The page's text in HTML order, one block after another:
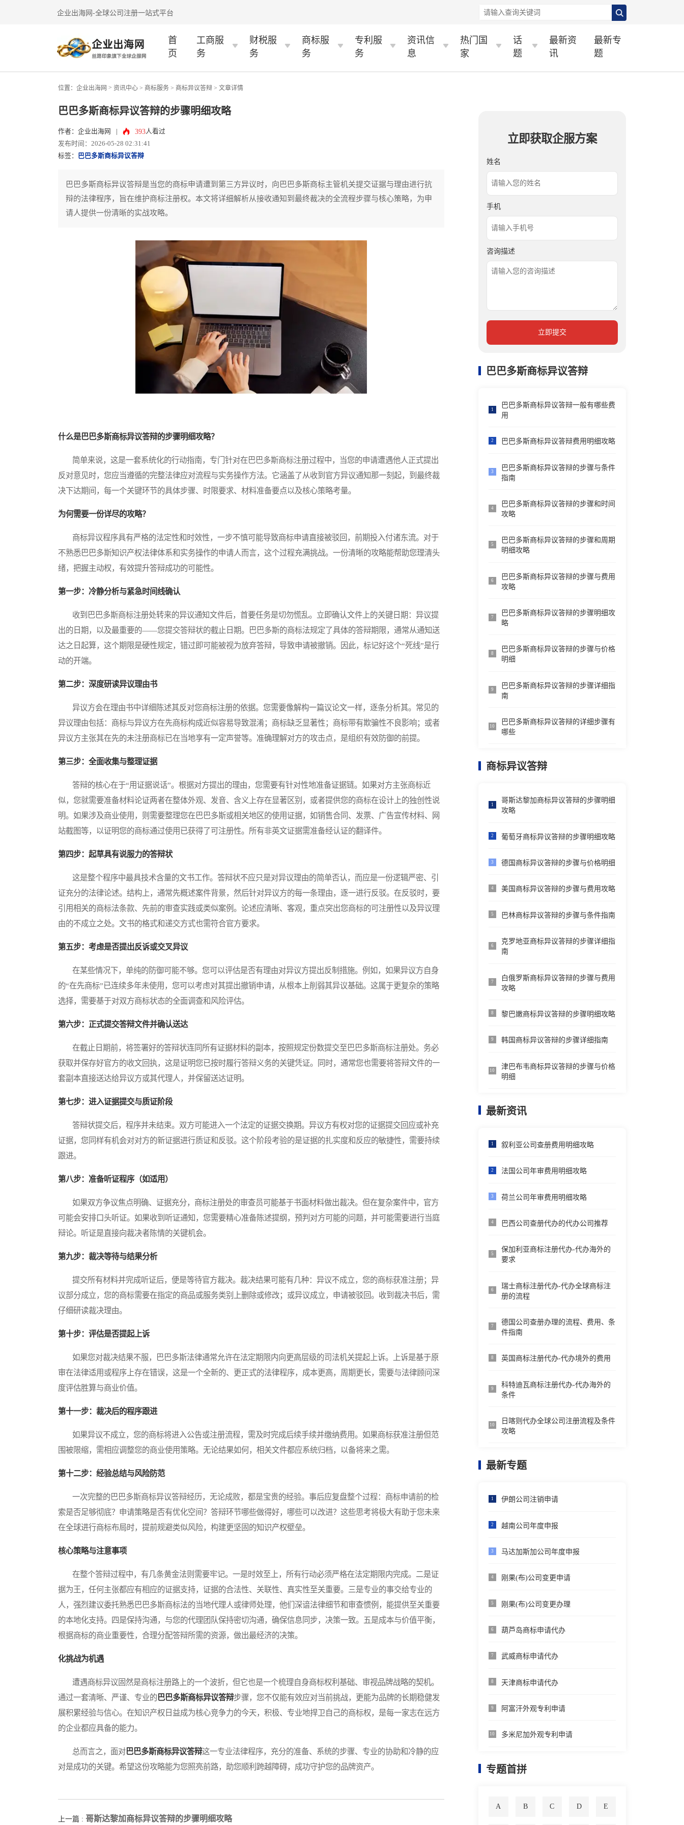
企业出海网-全球公司注册一站式平台
首
页
工商服
务
财税服
务
商标服
务
专利服
务
资讯信
息
热门国
家
话
题
最新资
讯
最新专
题
位置： 企业出海网 > 资讯中心 > 商标服务 > 商标异议答辩 > 文章详情
巴巴多斯商标异议答辩的步骤明细攻略
作者：企业出海网 393人看过
发布时间：2026-05-28 02:31:41
标签：
巴巴多斯商标异议答辩
巴巴多斯商标异议答辩是当您的商标申请遭到第三方异议时，向巴巴多斯商标主管机关提交证据与理由进行抗
辩的法律程序，旨在维护商标注册权。本文将详细解析从接收通知到最终裁决的全流程步骤与核心策略，为申
请人提供一份清晰的实战攻略。
什么是巴巴多斯商标异议答辩的步骤明细攻略？
简单来说，这是一套系统化的行动指南，专门针对在巴巴多斯商标注册过程中，当您的申请遭遇他人正式提出
反对意见时，您应当遵循的完整法律应对流程与实务操作方法。它涵盖了从收到官方异议通知那一刻起，到最终裁
决下达期间，每一个关键环节的具体步骤、时限要求、材料准备要点以及核心策略考量。
为何需要一份详尽的攻略？
商标异议程序具有严格的法定性和时效性，一步不慎可能导致商标申请直接被驳回，前期投入付诸东流。对于
不熟悉巴巴多斯知识产权法律体系和实务操作的申请人而言，这个过程充满挑战。一份清晰的攻略能帮助您理清头
绪，把握主动权，有效提升答辩成功的可能性。
第一步：冷静分析与紧急时间线确认
收到巴巴多斯商标注册处转来的异议通知文件后，首要任务是切勿慌乱。立即确认文件上的关键日期：异议提
出的日期，以及最重要的——您提交答辩状的截止日期。巴巴多斯的商标法规定了具体的答辩期限，通常从通知送
达之日起算，这个期限是硬性规定，错过即可能被视为放弃答辩，导致申请被撤销。因此，标记好这个“死线”是行
动的开端。
第二步：深度研读异议理由书
异议方会在理由书中详细陈述其反对您商标注册的依据。您需要像解构一篇议论文一样，逐条分析其。常见的
异议理由包括：商标与异议方在先商标构成近似容易导致混淆；商标缺乏显著性；商标带有欺骗性不良影响；或者
异议方主张其在先的未注册商标已在当地享有一定声誉等。准确理解对方的攻击点，是组织有效防御的前提。
第三步：全面收集与整理证据
答辩的核心在于“用证据说话”。根据对方提出的理由，您需要有针对性地准备证据链。如果对方主张商标近
似，您就需要准备材料论证两者在整体外观、发音、含义上存在显著区别，或者提供您的商标在设计上的独创性说
明。如果涉及商业使用，则需要整理您在巴巴多斯或相关地区的使用证据，如销售合同、发票、广告宣传材料、网
站截图等，以证明您的商标通过使用已获得了可注册性。所有非英文证据需准备经认证的翻译件。
第四步：起草具有说服力的答辩状
这是整个程序中最具技术含量的文书工作。答辩状不应只是对异议理由的简单否认，而应是一份逻辑严密、引
证充分的法律论述。结构上，通常先概述案件背景，然后针对异议方的每一条理由，逐一进行反驳。在反驳时，要
引用相关的商标法条款、先前的审查实践或类似案例。论述应清晰、客观，重点突出您商标的可注册性以及异议理
由的不成立之处。文书的格式和递交方式也需符合官方要求。
第五步：考虑是否提出反诉或交叉异议
在某些情况下，单纯的防御可能不够。您可以评估是否有理由对异议方提出反制措施。例如，如果异议方自身
的“在先商标”已连续多年未使用，您可以考虑对其提出撤销申请，从根本上削弱其异议基础。这属于更复杂的策略
选择，需要基于对双方商标状态的全面调查和风险评估。
第六步：正式提交答辩文件并确认送达
在截止日期前，将签署好的答辩状连同所有证据材料的副本，按照规定份数提交至巴巴多斯商标注册处。务必
获取并保存好官方的收文回执，这是证明您已按时履行答辩义务的关键凭证。同时，通常您也需要将答辩文件的一
套副本直接送达给异议方或其代理人，并保留送达证明。
第七步：进入证据提交与质证阶段
答辩状提交后，程序并未结束。双方可能进入一个法定的证据交换期。异议方有权对您的证据提交回应或补充
证据，您同样有机会对对方的新证据进行质证和反驳。这个阶段考验的是证据的扎实度和反应的敏捷性，需要持续
跟进。
第八步：准备听证程序（如适用）
如果双方争议焦点明确、证据充分，商标注册处的审查员可能基于书面材料做出裁决。但在复杂案件中，官方
可能会安排口头听证。如果收到听证通知，您需要精心准备陈述提纲，预判对方可能的问题，并可能需要进行当庭
辩论。听证是直接向裁决者陈情的关键机会。
第九步：裁决等待与结果分析
提交所有材料并完成听证后，便是等待官方裁决。裁决结果可能有几种：异议不成立，您的商标获准注册；异
议部分成立，您的商标需要在指定的商品或服务类别上删除或修改；或异议成立，申请被驳回。收到裁决书后，需
仔细研读裁决理由。
第十步：评估是否提起上诉
如果您对裁决结果不服，巴巴多斯法律通常允许在法定期限内向更高层级的司法机关提起上诉。上诉是基于原
审在法律适用或程序上存在错误，这是一个全新的、更正式的法律程序，成本更高，周期更长，需要与法律顾问深
度评估胜算与商业价值。
第十一步：裁决后的程序跟进
如果异议不成立，您的商标将进入公告或注册流程，需及时完成后续手续并缴纳费用。如果商标获准注册但范
围被限缩，需相应调整您的商业使用策略。无论结果如何，相关文件都应系统归档，以备将来之需。
第十二步：经验总结与风险防范
一次完整的巴巴多斯商标异议答辩经历，无论成败，都是宝贵的经验。事后应复盘整个过程：商标申请前的检
索是否足够彻底？申请策略是否有优化空间？答辩环节哪些做得好，哪些可以改进？这些思考将极大有助于您未来
在全球进行商标布局时，提前规避类似风险，构建更坚固的知识产权壁垒。
核心策略与注意事项
在整个答辩过程中，有几条黄金法则需要牢记。一是时效至上，所有行动必须严格在法定期限内完成。二是证
据为王，任何主张都应有相应的证据支持，证据的合法性、关联性、真实性至关重要。三是专业的事交给专业的
人，强烈建议委托熟悉巴巴多斯商标法的当地代理人或律师处理，他们深谙法律细节和审查惯例，能提供至关重要
的本地化支持。四是保持沟通，与您的代理团队保持密切沟通，确保信息同步，决策一致。五是成本与价值平衡，
根据商标的商业重要性，合理分配答辩所需的资源，做出最经济的决策。
化挑战为机遇
遭遇商标异议固然是商标注册路上的一个波折，但它也是一个梳理自身商标权利基础、审视品牌战略的契机。
通过一套清晰、严谨、专业的巴巴多斯商标异议答辩步骤，您不仅能有效应对当前挑战，更能为品牌的长期稳健发
展积累经验与信心。在知识产权日益成为核心竞争力的今天，积极、专业地捍卫自己的商标权，是每一家志在远方
的企业都应具备的能力。
总而言之，面对巴巴多斯商标异议答辩这一专业法律程序，充分的准备、系统的步骤、专业的协助和冷静的应
对是成功的关键。希望这份攻略能为您照亮前路，助您顺利跨越障碍，成功守护您的品牌资产。
上一篇 : 哥斯达黎加商标异议答辩的步骤明细攻略
立即获取企服方案
姓名
手机
咨询描述
立即提交
巴巴多斯商标异议答辩
1
巴巴多斯商标异议答辩一般有哪些费
用
2 巴巴多斯商标异议答辩费用明细攻略
3
巴巴多斯商标异议答辩的步骤与条件
指南
4
巴巴多斯商标异议答辩的步骤和时间
攻略
5
巴巴多斯商标异议答辩的步骤和周期
明细攻略
6
巴巴多斯商标异议答辩的步骤与费用
攻略
7
巴巴多斯商标异议答辩的步骤明细攻
略
8
巴巴多斯商标异议答辩的步骤与价格
明细
9
巴巴多斯商标异议答辩的步骤详细指
南
10
巴巴多斯商标异议答辩的详细步骤有
哪些
商标异议答辩
1
哥斯达黎加商标异议答辩的步骤明细
攻略
2 葡萄牙商标异议答辩的步骤明细攻略
3 德国商标异议答辩的步骤与价格明细
4 美国商标异议答辩的步骤与费用攻略
5 巴林商标异议答辩的步骤与条件指南
6
克罗地亚商标异议答辩的步骤详细指
南
7
白俄罗斯商标异议答辩的步骤与费用
攻略
8 黎巴嫩商标异议答辩的步骤明细攻略
9 韩国商标异议答辩的步骤详细指南
10
津巴布韦商标异议答辩的步骤与价格
明细
最新资讯
1 叙利亚公司查册费用明细攻略
2 法国公司年审费用明细攻略
3 荷兰公司年审费用明细攻略
4 巴西公司查册代办的代办公司推荐
5
保加利亚商标注册代办-代办海外的
要求
6
瑞士商标注册代办-代办全球商标注
册的流程
7
德国公司查册办理的流程、费用、条
件指南
8 英国商标注册代办-代办境外的费用
9
科特迪瓦商标注册代办-代办海外的
条件
10
日喀则代办全球公司注册流程及条件
攻略
最新专题
1 伊朗公司注销申请
2 越南公司年度申报
3 马达加斯加公司年度申报
4 刚果(布)公司变更申请
5 刚果(布)公司变更办理
6 葫芦岛商标申请代办
7 武威商标申请代办
8 天津商标申请代办
9 阿富汗外观专利申请
10 多米尼加外观专利申请
专题首拼
A B C D E